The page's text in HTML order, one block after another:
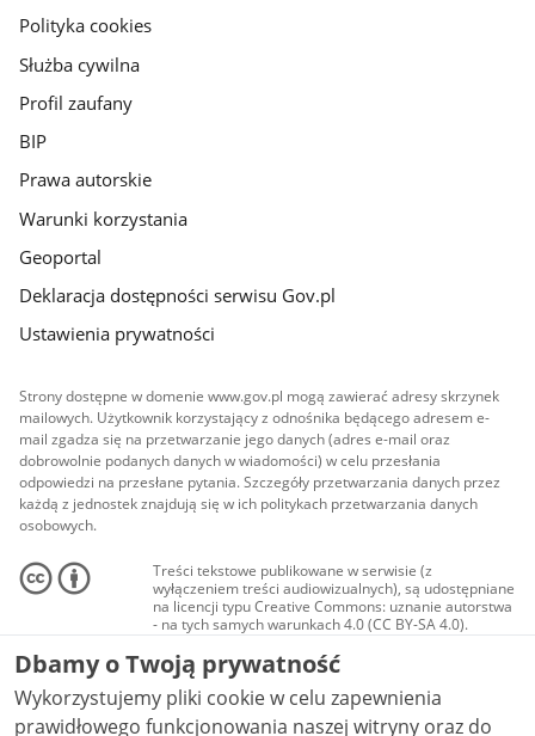
gov.pl
Polityka cookies
Służba cywilna
Profil zaufany
BIP
Prawa autorskie
Warunki korzystania
Geoportal
Deklaracja dostępności serwisu Gov.pl
Ustawienia prywatności
Strony dostępne w domenie www.gov.pl mogą zawierać adresy skrzynek
mailowych. Użytkownik korzystający z odnośnika będącego adresem e-
mail zgadza się na przetwarzanie jego danych (adres e-mail oraz
dobrowolnie podanych danych w wiadomości) w celu przesłania
odpowiedzi na przesłane pytania. Szczegóły przetwarzania danych przez
każdą z jednostek znajdują się w ich politykach przetwarzania danych
osobowych.
Treści tekstowe publikowane w serwisie (z
wyłączeniem treści audiowizualnych), są udostępniane
na licencji typu Creative Commons: uznanie autorstwa
- na tych samych warunkach 4.0 (CC BY-SA 4.0).
Materiały audiowizualne, w tym zdjęcia, materiały
audio i wideo, są udostępniane na licencji typu
Creative Commons: uznanie autorstwa użycie
niekomercyjne - bez utworów zależnych 4.0 (CC BY-
NC-ND 4.0), o ile nie jest to stwierdzone inaczej.
Dbamy o Twoją prywatność
Wykorzystujemy pliki cookie w celu zapewnienia
prawidłowego funkcjonowania naszej witryny oraz do